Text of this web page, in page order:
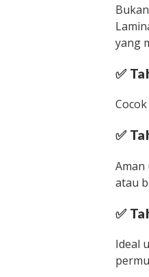
yang
✅
✅
atau
✅
Ideal